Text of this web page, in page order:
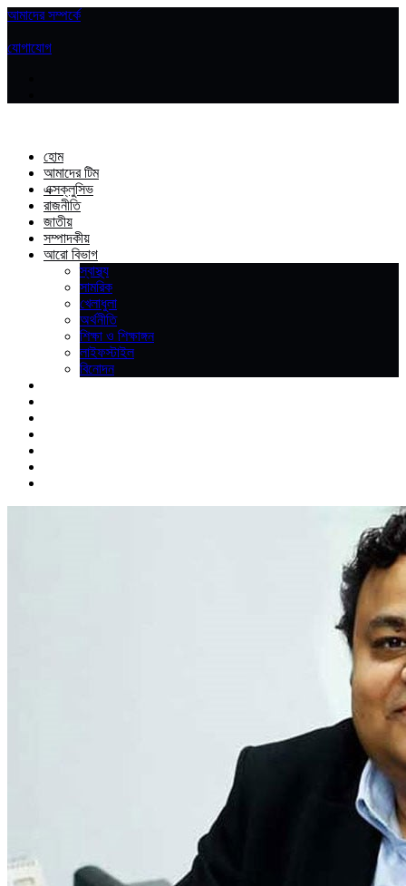
আমাদের সম্পর্কে
যোগাযোগ
হোম
আমাদের টিম
এক্সক্লুসিভ
রাজনীতি
জাতীয়
সম্পাদকীয়
আরো বিভাগ
স্বাস্থ্য
সামরিক
খেলাধুলা
অর্থনীতি
শিক্ষা ও শিক্ষাঙ্গন
লাইফস্টাইল
বিনোদন